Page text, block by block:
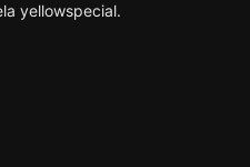
yellowspecial.